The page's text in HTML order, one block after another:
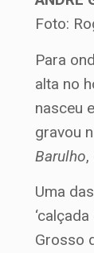
Foto:
Para
alta no
nasceu
gravou
Barulho,
Uma
Grosso